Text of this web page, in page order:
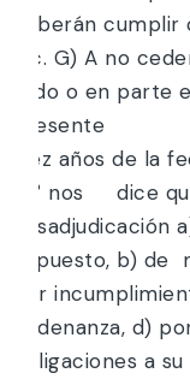
deberán
Inc. G) A no
todo o en parte
presente
diez años de la
10° nos dice
impuesto, b) de
por
Ordenanza, d)
obligaciones a